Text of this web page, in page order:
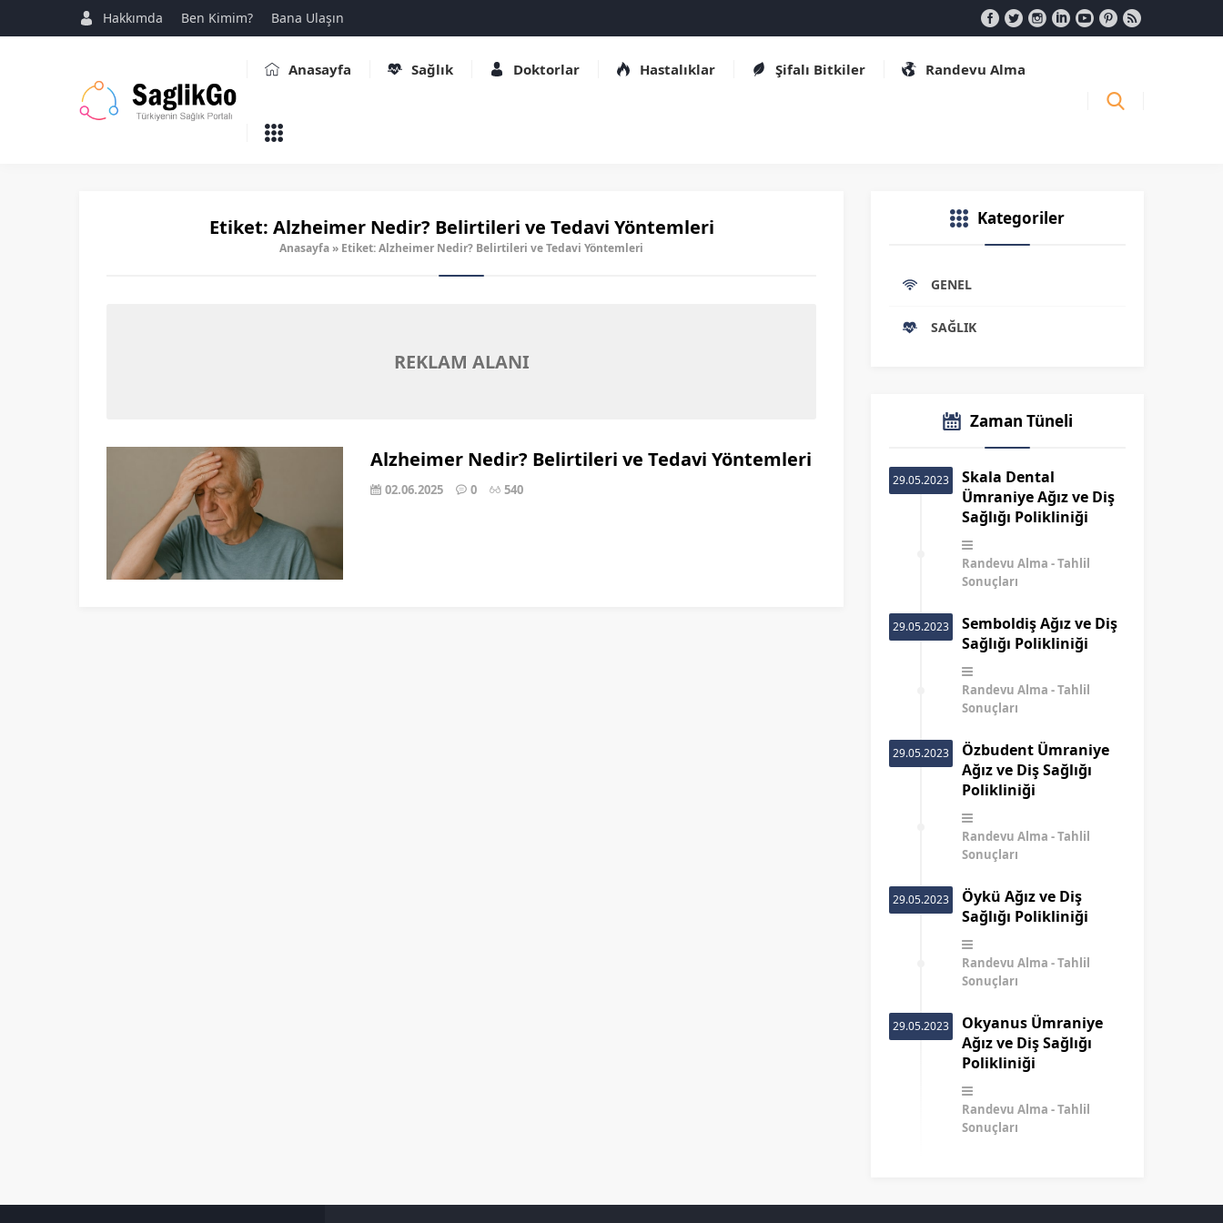
Hakkımda Ben Kimim? Bana Ulaşın
Anasayfa Sağlık Doktorlar Hastalıklar Şifalı Bitkiler Randevu Alma
Etiket: Alzheimer Nedir? Belirtileri ve Tedavi Yöntemleri
Anasayfa» Etiket: Alzheimer Nedir? Belirtileri ve Tedavi Yöntemleri
REKLAM ALANI
Alzheimer Nedir? Belirtileri ve Tedavi Yöntemleri
02.06.2025 0 540
Kategoriler
GENEL
SAĞLIK
Zaman Tüneli
29.05.2023
Skala Dental
Ümraniye Ağız ve Diş
Sağlığı Polikliniği
Randevu Alma
Tahlil
Sonuçları
29.05.2023
Semboldiş Ağız ve Diş
Sağlığı Polikliniği
Randevu Alma
Tahlil
Sonuçları
29.05.2023
Özbudent Ümraniye
Ağız ve Diş Sağlığı
Polikliniği
Randevu Alma
Tahlil
Sonuçları
29.05.2023
Öykü Ağız ve Diş
Sağlığı Polikliniği
Randevu Alma
Tahlil
Sonuçları
29.05.2023
Okyanus Ümraniye
Ağız ve Diş Sağlığı
Polikliniği
Randevu Alma
Tahlil
Sonuçları